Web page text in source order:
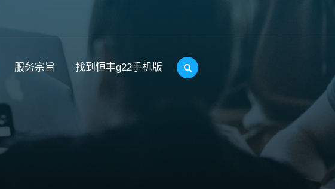
服务宗旨 找到恒丰g22手机版